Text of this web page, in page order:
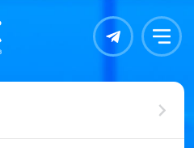
Контакты Меню